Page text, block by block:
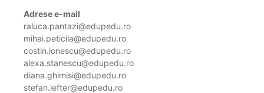
Adrese e-mail
raluca.pantazi@edupedu.ro
mihai.peticila@edupedu.ro
costin.ionescu@edupedu.ro
alexa.stanescu@edupedu.ro
diana.ghimisi@edupedu.ro
stefan.lefter@edupedu.ro